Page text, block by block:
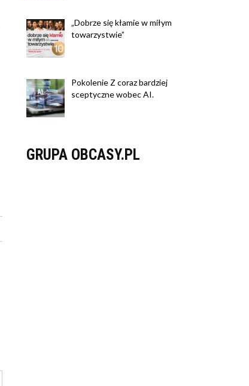
„Dobrze się kłamie w miłym
towarzystwie”
Pokolenie Z coraz bardziej
sceptyczne wobec AI.
GRUPA OBCASY.PL